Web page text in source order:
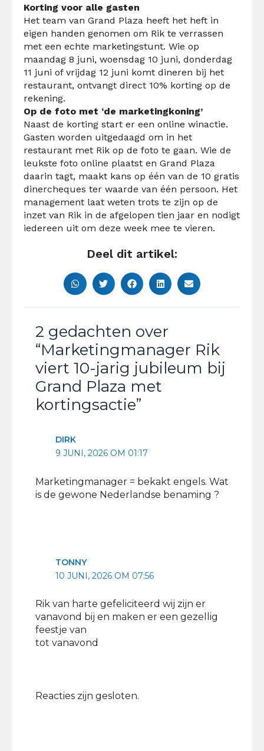
Korting voor alle gasten
Het team van Grand Plaza heeft het heft in
eigen handen genomen om Rik te verrassen
met een echte marketingstunt. Wie op
maandag 8 juni, woensdag 10 juni, donderdag
11 juni of vrijdag 12 juni komt dineren bij het
restaurant, ontvangt direct 10% korting op de
rekening.
Op de foto met ‘de marketingkoning’
Naast de korting start er een online winactie.
Gasten worden uitgedaagd om in het
restaurant met Rik op de foto te gaan. Wie de
leukste foto online plaatst en Grand Plaza
daarin tagt, maakt kans op één van de 10 gratis
dinercheques ter waarde van één persoon. Het
management laat weten trots te zijn op de
inzet van Rik in de afgelopen tien jaar en nodigt
iedereen uit om deze week mee te vieren.
Deel dit artikel:
2 gedachten over
“Marketingmanager Rik
viert 10-jarig jubileum bij
Grand Plaza met
kortingsactie”
DIRK
9 JUNI, 2026 OM 01:17
Marketingmanager = bekakt engels. Wat
is de gewone Nederlandse benaming ?
TONNY
10 JUNI, 2026 OM 07:56
Rik van harte gefeliciteerd wij zijn er
vanavond bij en maken er een gezellig
feestje van
tot vanavond
Reacties zijn gesloten.